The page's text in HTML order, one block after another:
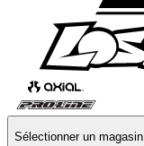
Sélectionner un magasin